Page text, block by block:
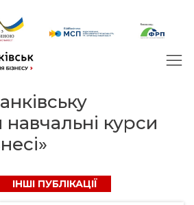
навчальні курси
ІНШІ ПУБЛІКАЦІЇ